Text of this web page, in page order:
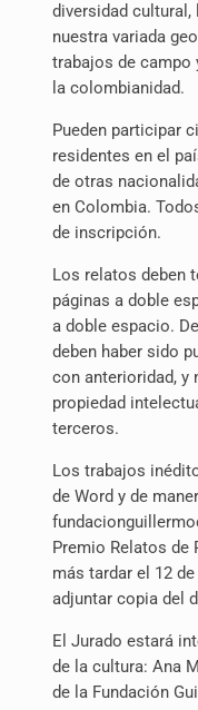
diversidad
nuestra variada
trabajos de campo
la colombianidad.
Pueden participar
residentes en el
de otras
en Colombia.
de inscripción.
Los relatos deben
páginas a doble
a doble espacio.
deben haber sido
con anterioridad, y
propiedad
terceros.
Los trabajos
de Word y de
Premio Relatos de
más tardar el 12
adjuntar copia del
El Jurado estará
de la cultura: Ana
de la Fundación